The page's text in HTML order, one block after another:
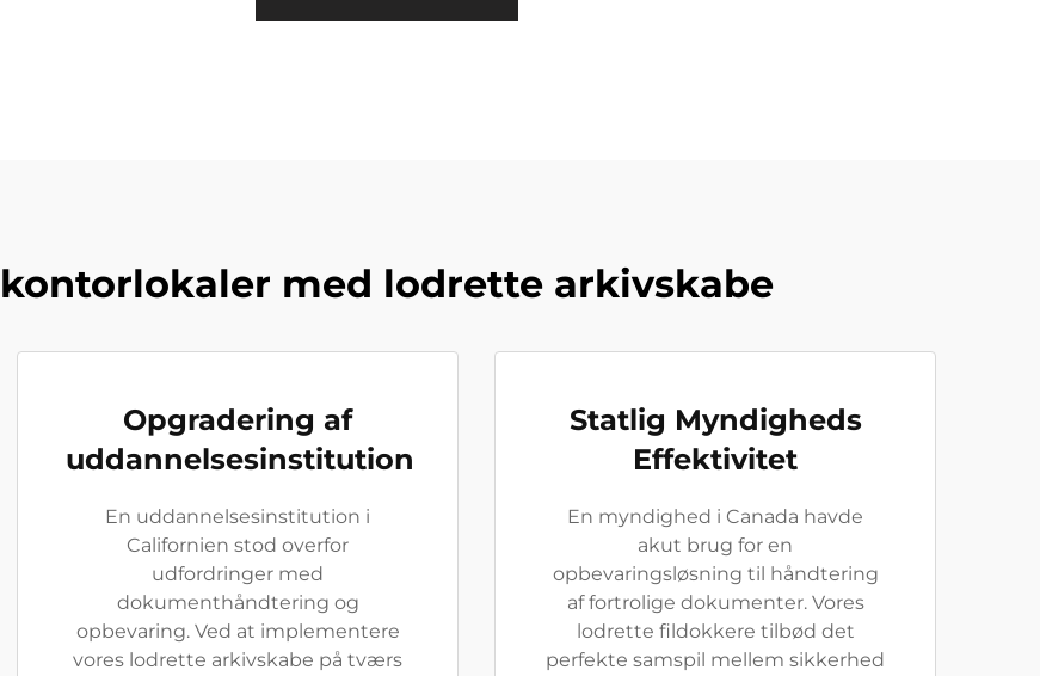
med lodrette arkivskabe
Opgradering af
uddannelsesinstitution
En uddannelsesinstitution i
Californien stod overfor
udfordringer med
dokumenthåndtering og
opbevaring. Ved at implementere
vores lodrette arkivskabe på tværs
Statlig Myndigheds
Effektivitet
En myndighed i Canada havde
akut brug for en
opbevaringsløsning til håndtering
af fortrolige dokumenter. Vores
lodrette fildokkere tilbød det
perfekte samspil mellem sikkerhed